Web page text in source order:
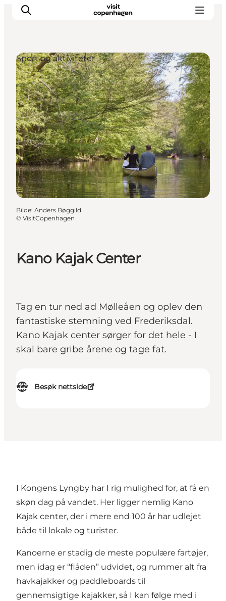
Aktiviteter
Spise og drikke
Planlegg turen din
Kano Kajak Center
Tag en tur ned ad Mølleåen og oplev den
fantastiske stemning ved Frederiksdal.
Kano Kajak center sørger for det hele - I
skal bare gribe årene og tage fat.
Besøk nettside
Sport og aktiviteter
Bilde: Anders Bøggild
© VisitCopenhagen
I Kongens Lyngby har I rig mulighed for, at få en
skøn dag på vandet. Her ligger nemlig Kano
Kajak center, der i mere end 100 år har udlejet
både til lokale og turister.
Kanoerne er stadig de meste populære fartøjer,
men idag er “flåden” udvidet, og rummer alt fra
havkajakker og paddleboards til
gennemsigtige kajakker, så I kan følge med i